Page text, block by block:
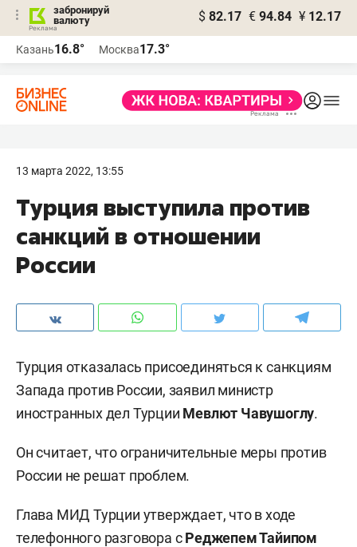
забронируй
валюту
$ 82.17 € 94.84 ¥ 12.17
Казань16.8° Москва17.3°
13 марта 2022, 13:55
Турция выступила против
санкций в отношении
России
Турция отказалась присоединяться к санкциям
Запада против России, заявил министр
иностранных дел Турции Мевлют Чавушоглу.
Он считает, что ограничительные меры против
России не решат проблем.
Глава МИД Турции утверждает, что в ходе
телефонного разговора сРеджепем Тайипом